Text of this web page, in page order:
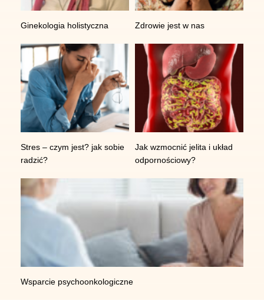
Godziny pracy
Ginekologia holistyczna Zdrowie jest w nas
Stres – czym jest? jak sobie
radzić?
Jak wzmocnić jelita i układ
odpornościowy?
Wsparcie psychoonkologiczne